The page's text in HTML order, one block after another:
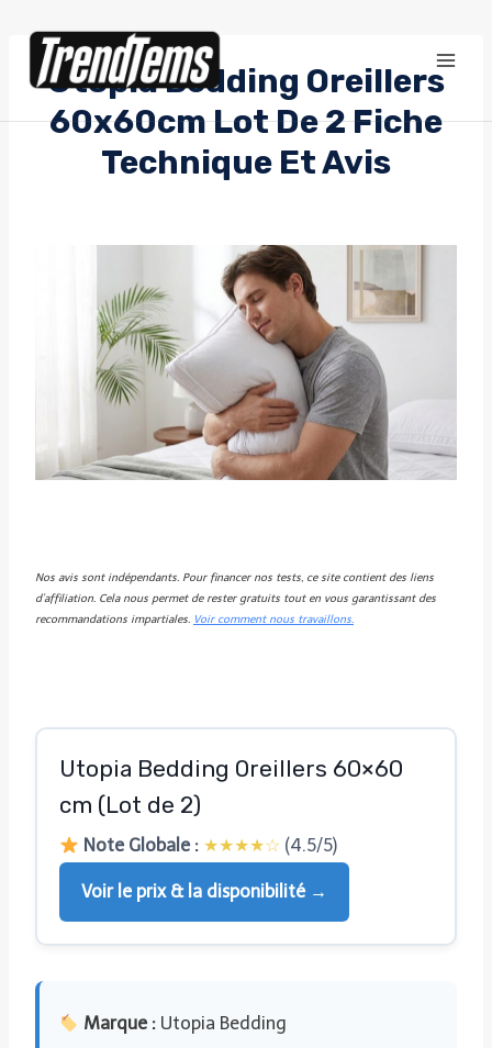
contenuUtopia Bedding Oreillers
60x60cm Lot De 2 Fiche
Technique Et Avis
Nos avis sont indépendants. Pour financer nos tests, ce site contient des liens
d’affiliation. Cela nous permet de rester gratuits tout en vous garantissant des
recommandations impartiales. Voir comment nous travaillons.
Utopia Bedding Oreillers 60×60
cm (Lot de 2)
Note Globale : ★★★★☆ (4.5/5)
Voir le prix & la disponibilité →
Marque : Utopia Bedding